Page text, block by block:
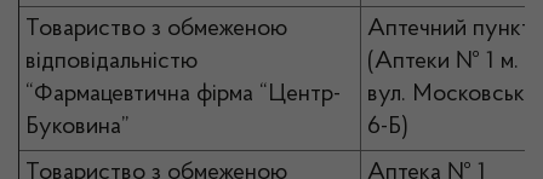
Товариство з обмеженою
відповідальністю
“Фармацевтична фірма “Центр-
Буковина”
Аптечний
(Аптеки № 1 м.
вул. Московської
6-Б)
Товариство з обмеженою
Аптека № 1